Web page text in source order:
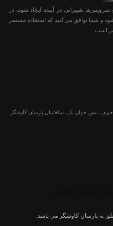
تغییراتی در آینده ایجاد شود، در
و شما توافق می‏‌کنید که استفاده مستمر
است.
جوان، نبش جوان یک، ساختمان پارسان کاوشگر
به پارسان کاوشگر می باشد.